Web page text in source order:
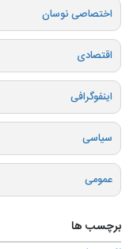
اختصاصی نوسان
اقتصادی
اینفوگرافی
سیاسی
عمومی
برچسب ها